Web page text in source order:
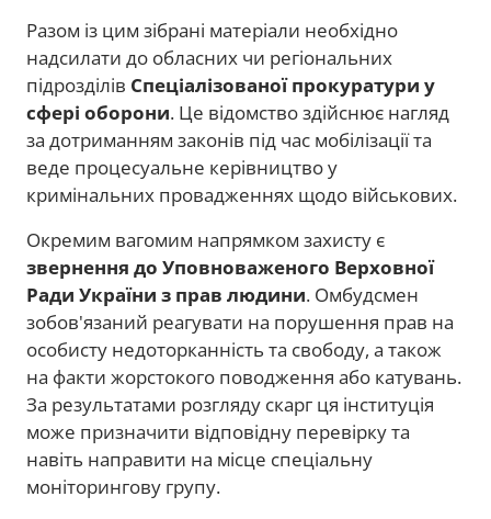
Разом із цим зібрані матеріали необхідно
надсилати до обласних чи регіональних
підрозділів Спеціалізованої прокуратури у
сфері оборони. Це відомство здійснює нагляд
за дотриманням законів під час мобілізації та
веде процесуальне керівництво у
кримінальних провадженнях щодо військових.
Окремим вагомим напрямком захисту є
звернення до Уповноваженого Верховної
Ради України з прав людини. Омбудсмен
зобов'язаний реагувати на порушення прав на
особисту недоторканність та свободу, а також
на факти жорстокого поводження або катувань.
За результатами розгляду скарг ця інституція
може призначити відповідну перевірку та
навіть направити на місце спеціальну
моніторингову групу.